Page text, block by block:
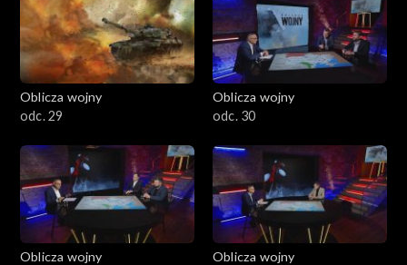
Oblicza wojny
odc. 29
Oblicza wojny
odc. 30
Oblicza wojny
Oblicza wojny